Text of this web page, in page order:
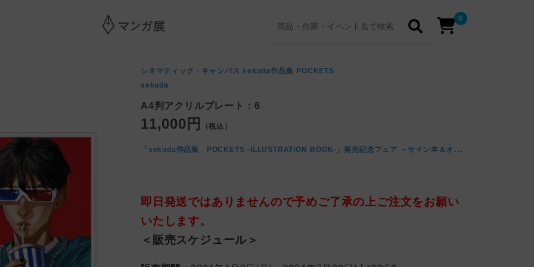
0
シネマティック・キャンバス sekuda作品集 POCKETS
sekuda
A4判アクリルプレート：6
11,000円 （税込）
「
sekuda作品集 POCKETS -ILLUSTRATION BOOK-」発売記念フェア ～サイン本＆オリジナルグッズ販売～
即日発送ではありませんので予めご了承の上ご注文をお願い
いたします。
＜販売スケジュール＞